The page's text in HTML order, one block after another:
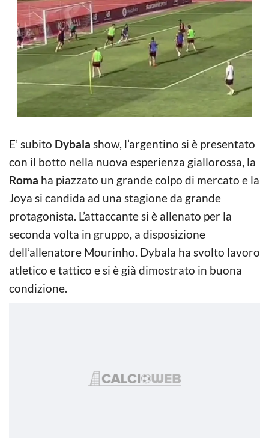
E’ subito Dybala show, l’argentino si è presentato
con il botto nella nuova esperienza giallorossa, la
Roma ha piazzato un grande colpo di mercato e la
Joya si candida ad una stagione da grande
protagonista. L’attaccante si è allenato per la
seconda volta in gruppo, a disposizione
dell’allenatore Mourinho. Dybala ha svolto lavoro
atletico e tattico e si è già dimostrato in buona
condizione.